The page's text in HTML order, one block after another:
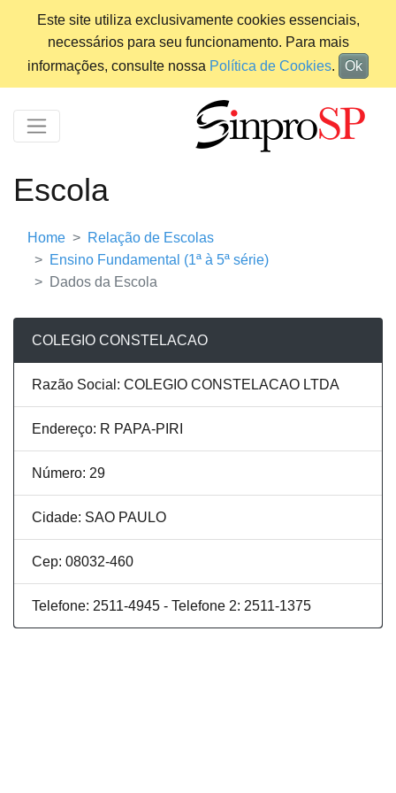
Este site utiliza exclusivamente cookies essenciais,
necessários para seu funcionamento. Para mais
informações, consulte nossa Política de Cookies. Ok
Escola
Home
Relação de Escolas
Ensino Fundamental (1ª à 5ª série)
Dados da Escola
COLEGIO CONSTELACAO
Razão Social: COLEGIO CONSTELACAO LTDA
Endereço: R PAPA-PIRI
Número: 29
Cidade: SAO PAULO
Cep: 08032-460
Telefone: 2511-4945 - Telefone 2: 2511-1375